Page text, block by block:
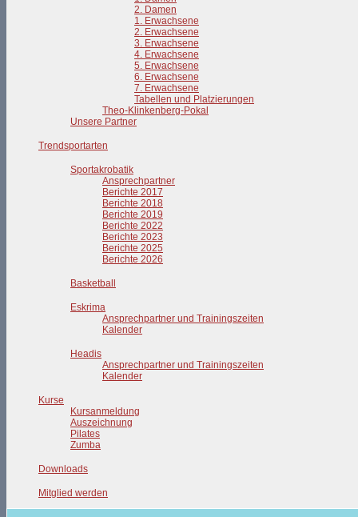
2. Damen
1. Erwachsene
2. Erwachsene
3. Erwachsene
4. Erwachsene
5. Erwachsene
6. Erwachsene
7. Erwachsene
Tabellen und Platzierungen
Theo-Klinkenberg-Pokal
Unsere Partner
Trendsportarten
Sportakrobatik
Ansprechpartner
Berichte 2017
Berichte 2018
Berichte 2019
Berichte 2022
Berichte 2023
Berichte 2025
Berichte 2026
Basketball
Eskrima
Ansprechpartner und Trainingszeiten
Kalender
Headis
Ansprechpartner und Trainingszeiten
Kalender
Kurse
Kursanmeldung
Auszeichnung
Pilates
Zumba
Downloads
Mitglied werden